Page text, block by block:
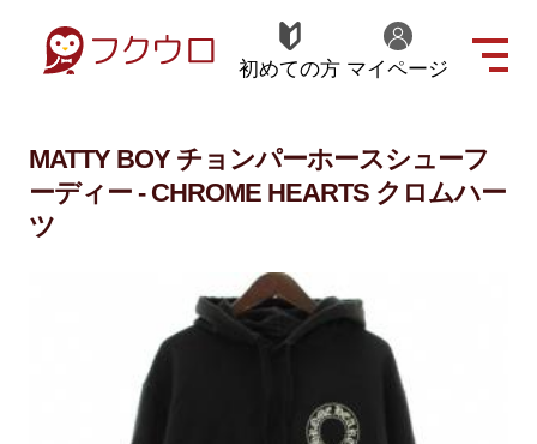
初めての方 マイページ
MATTY BOY チョンパーホースシューフ
ーディー - CHROME HEARTS クロムハー
ツ